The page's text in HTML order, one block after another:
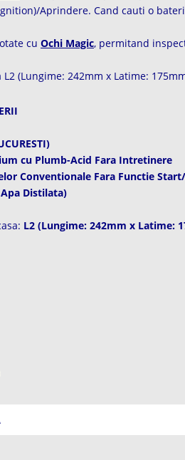
gnition)/Aprindere. Cand cauti o
cu Ochi Magic, permitand
(Lungime: 242mm x Latime:
cu Plumb-Acid Fara Intretinere
Conventionale Fara Functie
Distilata)
L2 (Lungime: 242mm x Latime: